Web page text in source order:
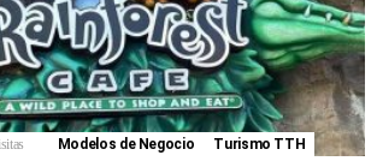
Modelos de Negocio Turismo TTH